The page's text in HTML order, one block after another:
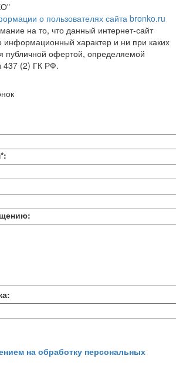
о пользователях сайта bronko.ru
на то, что данный интернет-сайт
информационный характер и ни при каких
публичной офертой, определяемой
437 (2) ГК РФ.
на обработку персональных